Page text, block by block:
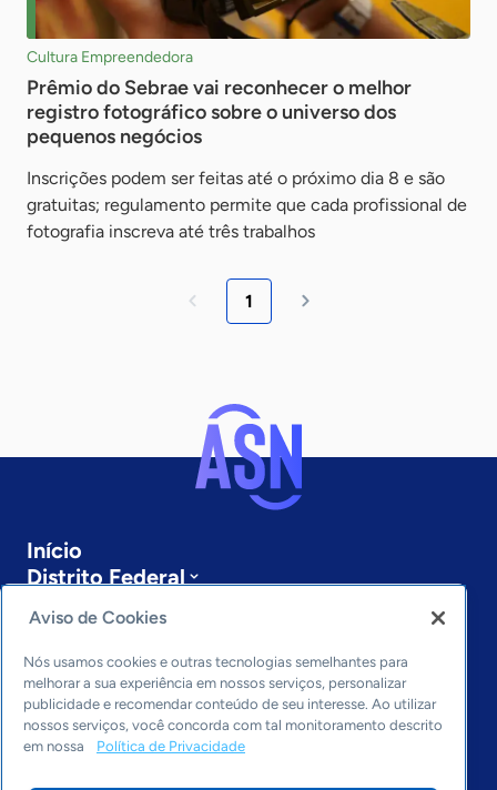
Cultura Empreendedora
Prêmio do Sebrae vai reconhecer o melhor
registro fotográfico sobre o universo dos
pequenos negócios
Inscrições podem ser feitas até o próximo dia 8 e são
gratuitas; regulamento permite que cada profissional de
fotografia inscreva até três trabalhos
1
Início
Distrito Federal
Últimas notícias
Entre em contato
Editorias
Economia & Política
Inovação & Tecnologia
Aviso de Cookies
Nós usamos cookies e outras tecnologias semelhantes para
melhorar a sua experiência em nossos serviços, personalizar
publicidade e recomendar conteúdo de seu interesse. Ao utilizar
nossos serviços, você concorda com tal monitoramento descrito
em nossa
Política de Privacidade